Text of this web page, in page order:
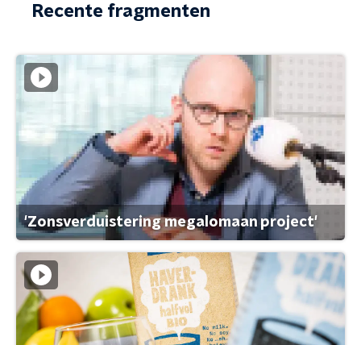
Recente fragmenten
'Zonsverduistering megalomaan project'